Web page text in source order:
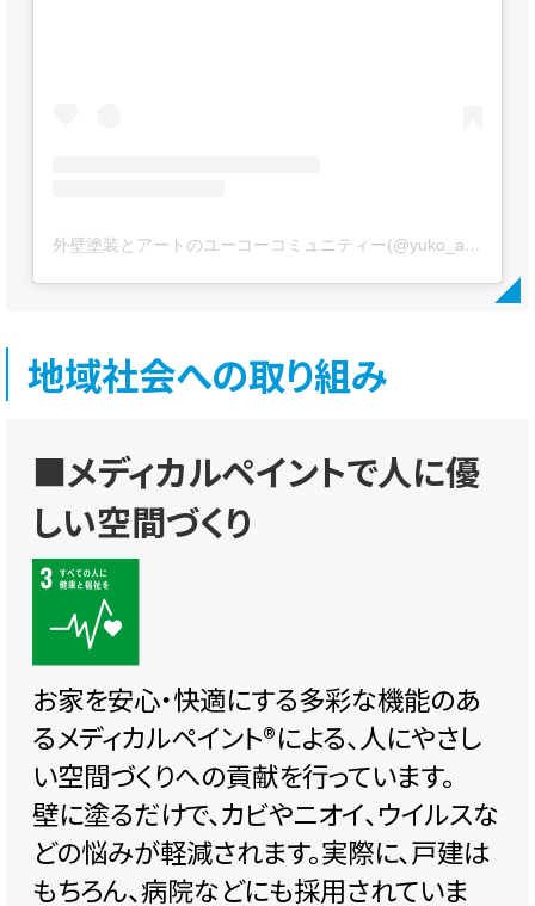
外壁塗装とアートのユーコーコミュニティー(@yuko_artpaint)がシェアした投稿
地域社会への取り組み
■メディカルペイントで人に優
しい空間づくり
お家を安心・快適にする多彩な機能のあ
るメディカルペイント®️による、人にやさし
い空間づくりへの貢献を行っています。
壁に塗るだけで、カビやニオイ、ウイルスな
どの悩みが軽減されます。実際に、戸建は
もちろん、病院などにも採用されていま